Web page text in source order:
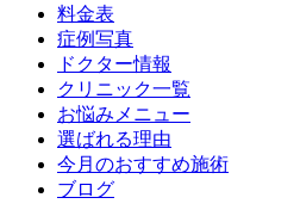
料金表
症例写真
ドクター情報
クリニック一覧
お悩みメニュー
選ばれる理由
今月のおすすめ施術
ブログ